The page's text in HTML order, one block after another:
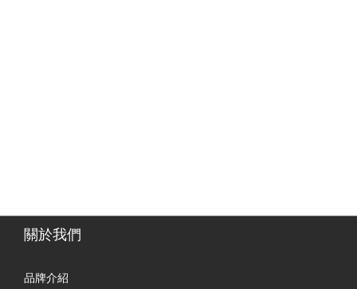
關於我們
品牌介紹